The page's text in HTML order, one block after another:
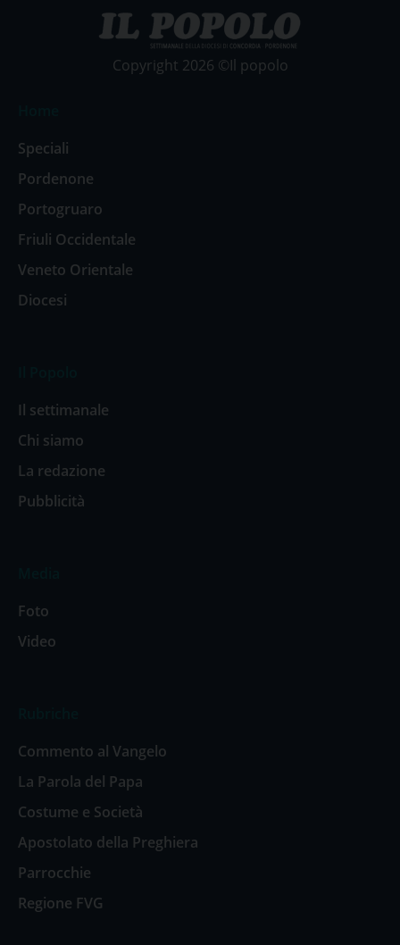
Copyright 2026 ©Il popolo
Speciali
Pordenone
Portogruaro
Friuli Occidentale
Veneto Orientale
Diocesi
Il settimanale
Chi siamo
La redazione
Pubblicità
Foto
Video
Commento al Vangelo
La Parola del Papa
Costume e Società
Apostolato della Preghiera
Parrocchie
Regione FVG